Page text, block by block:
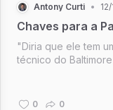
Antony Curti •
Chaves para a
"Diria que ele tem
técnico do
tem participação
0 0